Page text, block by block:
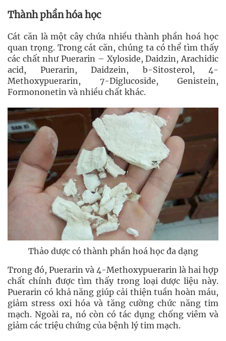
Thành phần hóa học
Cát căn là một cây chứa nhiều thành phần hoá học
quan trọng. Trong cát căn, chúng ta có thể tìm thấy
các chất như Puerarin – Xyloside, Daidzin, Arachidic
acid, Puerarin, Daidzein, b-Sitosterol, 4-
Methoxypuerarin, 7-Diglucoside, Genistein,
Formononetin và nhiều chất khác.
Thảo dược có thành phần hoá học đa dạng
Trong đó, Puerarin và 4-Methoxypuerarin là hai hợp
chất chính được tìm thấy trong loại dược liệu này.
Puerarin có khả năng giúp cải thiện tuần hoàn máu,
giảm stress oxi hóa và tăng cường chức năng tim
mạch. Ngoài ra, nó còn có tác dụng chống viêm và
giảm các triệu chứng của bệnh lý tim mạch.